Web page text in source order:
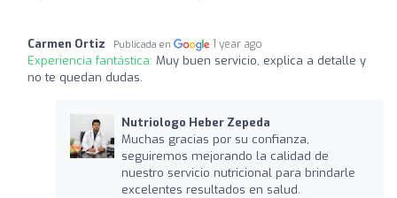
Carmen Ortiz Publicada en 1 year ago
Experiencia fantástica: Muy buen servicio, explica a detalle y
no te quedan dudas.
Nutriologo Heber Zepeda
Muchas gracias por su confianza,
seguiremos mejorando la calidad de
nuestro servicio nutricional para brindarle
excelentes resultados en salud.